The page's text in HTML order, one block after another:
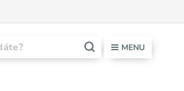
MENU